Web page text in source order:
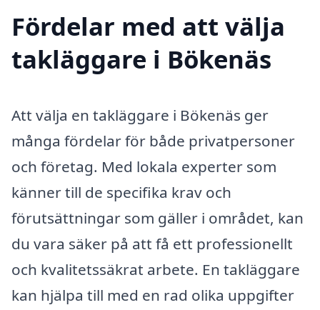
Fördelar med att välja
takläggare i Bökenäs
Att välja en takläggare i Bökenäs ger
många fördelar för både privatpersoner
och företag. Med lokala experter som
känner till de specifika krav och
förutsättningar som gäller i området, kan
du vara säker på att få ett professionellt
och kvalitetssäkrat arbete. En takläggare
kan hjälpa till med en rad olika uppgifter